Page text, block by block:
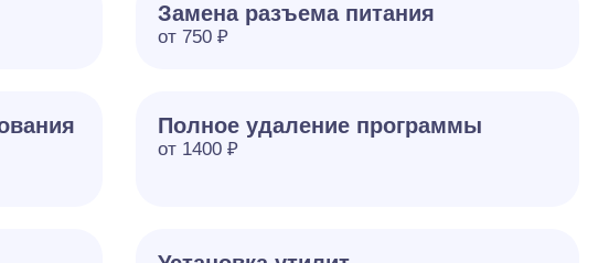
Замена разъема питания
от 750 ₽
Полное удаление программы
от 1400 ₽